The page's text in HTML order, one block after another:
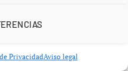
PrivacidadAviso legal
la MLB:
equipos